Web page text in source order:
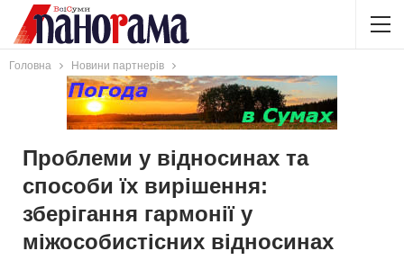
Головна Новини партнерів
Проблеми у відносинах та
способи їх вирішення:
зберігання гармонії у
міжособистісних відносинах